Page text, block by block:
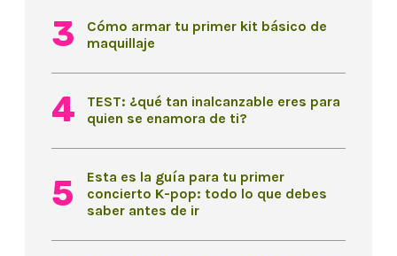
Cómo armar tu primer kit básico de
maquillaje
TEST: ¿qué tan inalcanzable eres para
quien se enamora de ti?
Esta es la guía para tu primer
concierto K-pop: todo lo que debes
saber antes de ir